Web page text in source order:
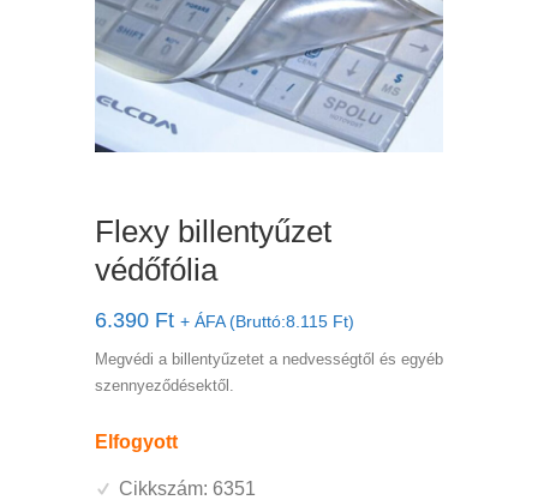
Flexy billentyűzet
védőfólia
6.390 Ft + ÁFA (Bruttó:8.115 Ft)
Megvédi a billentyűzetet a nedvességtől és egyéb
szennyeződésektől.
Elfogyott
Cikkszám: 6351